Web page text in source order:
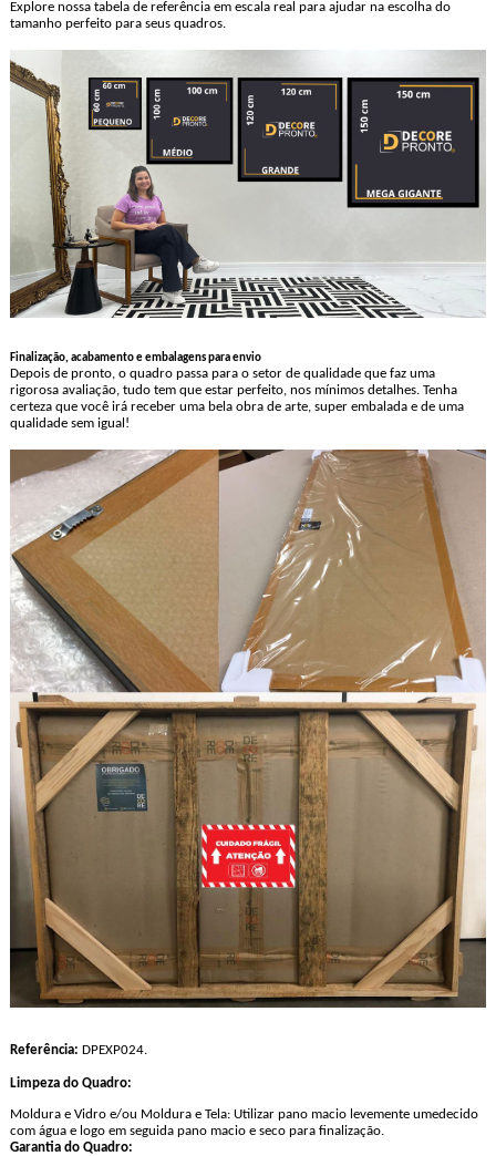
Explore nossa tabela de referência em escala real para ajudar na escolha do
tamanho perfeito para seus quadros.
Finalização, acabamento e embalagens para envio
Depois de pronto, o quadro passa para o setor de qualidade que faz uma
rigorosa avaliação, tudo tem que estar perfeito, nos mínimos detalhes. Tenha
certeza que você irá receber uma bela obra de arte, super embalada e de uma
qualidade sem igual!
Referência: DPEXP024.
Limpeza do Quadro:
Moldura e Vidro e/ou Moldura e Tela: Utilizar pano macio levemente umedecido
com água e logo em seguida pano macio e seco para finalização.
Garantia do Quadro: